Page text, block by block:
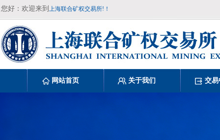
您好：欢迎来到 上海联合矿权交易所!！
网站首页 关于我们 交易